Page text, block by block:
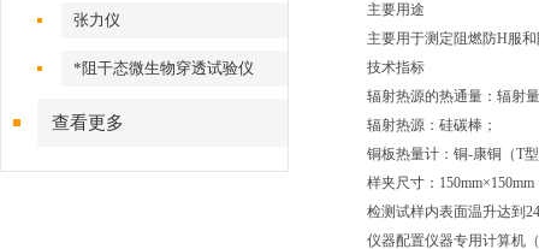
张力仪
*阻干态微生物穿透试验仪
查看更多
主要用途
主要用于测定阻燃防H服
技术指标
辐射热源的热通量：辐射
辐射热源： 硅碳棒 ；
铜板热量计：铜-康铜（T
样夹尺寸：150mm×150mm
检测试样内表面温升达到
仪器配置仪器专用计算机 （